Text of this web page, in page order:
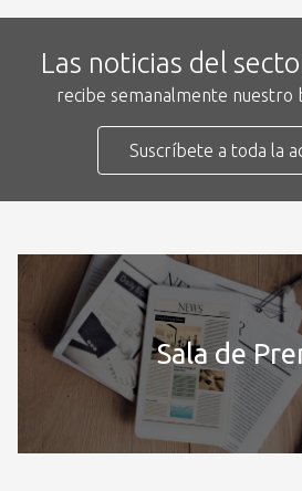
Las noticias del
recibe semanalmente nuestro
Suscríbete a toda la
Sala de